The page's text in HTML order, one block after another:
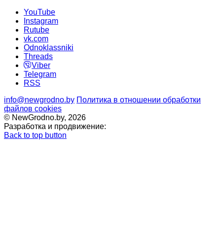
YouTube
Instagram
Rutube
vk.com
Odnoklassniki
Threads
Viber
Telegram
RSS
info@newgrodno.by Политика в отношении обработки
файлов cookies
© NewGrodno.by, 2026
Разработка и продвижение:
Back to top button